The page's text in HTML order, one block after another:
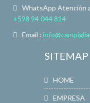
WhatsApp Atención
+598 94 044 814
Email :
SITEMAP
HOME
EMPRESA